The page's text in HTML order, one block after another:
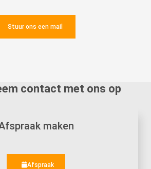
Stuur ons een mail
contact met ons op
maken
Afspraak